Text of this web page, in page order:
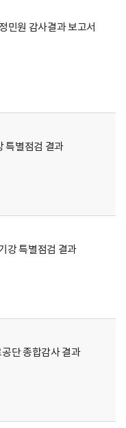
민원 감사결과 보고서
특별점검 결과
강 특별점검 결과
단 종합감사 결과